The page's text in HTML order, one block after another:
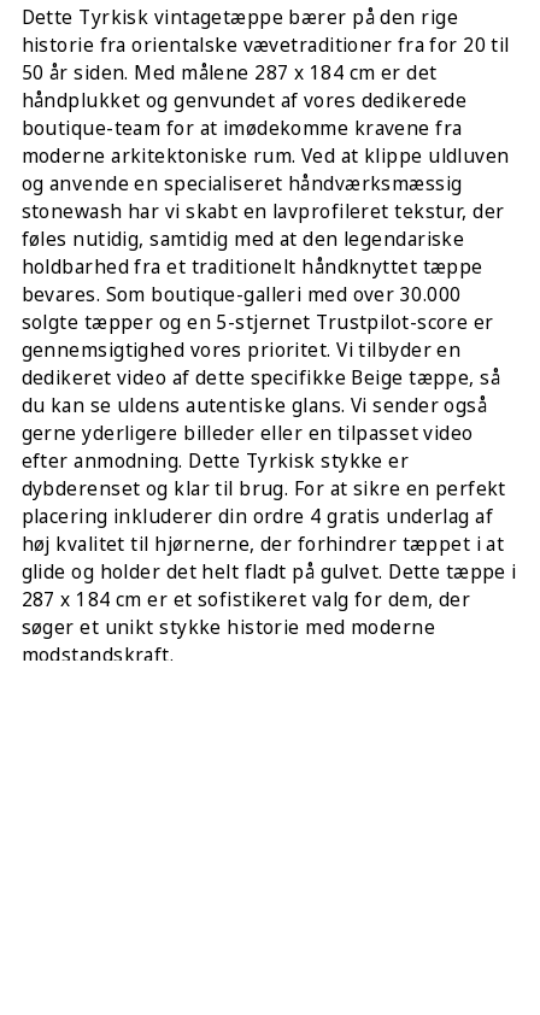
Dette Tyrkisk vintagetæppe bærer på den rige
historie fra orientalske vævetraditioner fra for 20 til
50 år siden. Med målene 287 x 184 cm er det
håndplukket og genvundet af vores dedikerede
boutique-team for at imødekomme kravene fra
moderne arkitektoniske rum. Ved at klippe uldluven
og anvende en specialiseret håndværksmæssig
stonewash har vi skabt en lavprofileret tekstur, der
føles nutidig, samtidig med at den legendariske
holdbarhed fra et traditionelt håndknyttet tæppe
bevares. Som boutique-galleri med over 30.000
solgte tæpper og en 5-stjernet Trustpilot-score er
gennemsigtighed vores prioritet. Vi tilbyder en
dedikeret video af dette specifikke Beige tæppe, så
du kan se uldens autentiske glans. Vi sender også
gerne yderligere billeder eller en tilpasset video
efter anmodning. Dette Tyrkisk stykke er
dybderenset og klar til brug. For at sikre en perfekt
placering inkluderer din ordre 4 gratis underlag af
høj kvalitet til hjørnerne, der forhindrer tæppet i at
glide og holder det helt fladt på gulvet. Dette tæppe i
287 x 184 cm er et sofistikeret valg for dem, der
søger et unikt stykke historie med moderne
modstandskraft.